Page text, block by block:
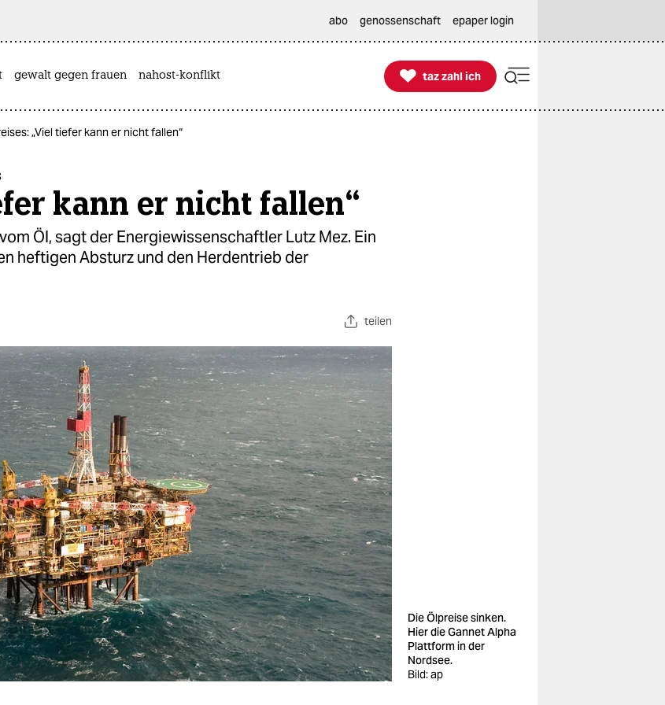
abo genossenschaft epaper login
gewalt gegen frauen nahost-konflikt 
taz zahl ich
taz zahl ich
„Viel tiefer kann er nicht fallen“
kann er nicht fallen“
Öl, sagt der Energiewissenschaftler Lutz Mez. Ein
heftigen Absturz und den Herdentrieb der
teilen
Die Ölpreise sinken.
Hier die Gannet Alpha
Plattform in der
Nordsee.
Bild: ap